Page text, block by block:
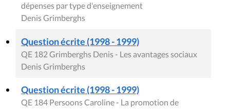
dépenses par type d'enseignement
Denis Grimberghs
Question écrite (1998 - 1999)
QE 182 Grimberghs Denis - Les avantages sociaux
Denis Grimberghs
Question écrite (1998 - 1999)
QE 184 Persoons Caroline - La promotion de